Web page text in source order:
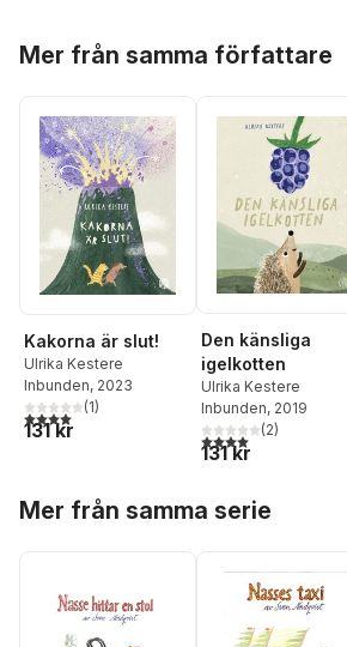
Mer från samma författare
Kakorna är slut!
Ulrika Kestere
Inbunden, 2023
4,0utav 5 stjärnor. Totalt antal röster:
(1)
131 kr
Den känsliga
igelkotten
Ulrika Kestere
Inbunden, 2019
4,0utav 5 stjärnor.
(2)
131 kr
Mer från samma serie